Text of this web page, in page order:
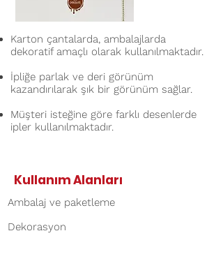
Karton çantalarda, ambalajlarda
dekoratif amaçlı olarak kullanılmaktadır.
İpliğe parlak ve deri görünüm
kazandırılarak şık bir görünüm sağlar.
Müşteri isteğine göre farklı desenlerde
ipler kullanılmaktadır.
Kullanım Alanları
Ambalaj ve paketleme
Dekorasyon